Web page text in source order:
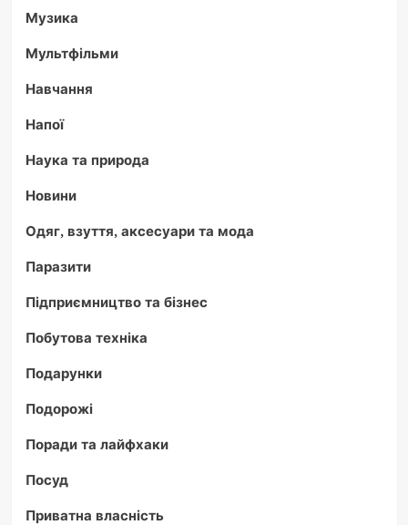
Музика
Мультфільми
Навчання
Напої
Наука та природа
Новини
Одяг, взуття, аксесуари та мода
Паразити
Підприємництво та бізнес
Побутова техніка
Подарунки
Подорожі
Поради та лайфхаки
Посуд
Приватна власність